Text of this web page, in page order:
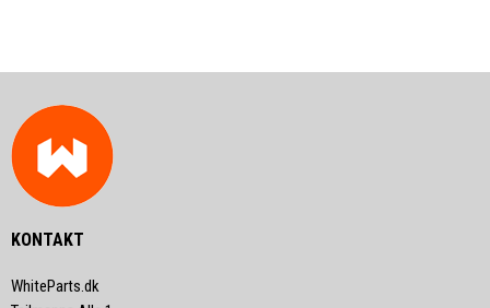
KONTAKT
WhiteParts.dk